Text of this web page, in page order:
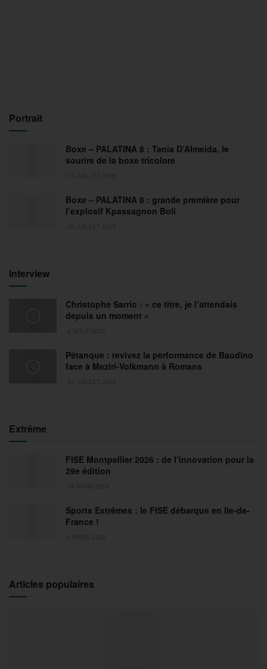
Portrait
Boxe – PALATINA 8 : Tania D’Almeida, le
sourire de la boxe tricolore
Boxe – PALATINA 8 : grande première pour
l’explosif Kpassagnon Boli
Interview
Christophe Sarrio : « ce titre, je l’attendais
depuis un moment »
Pétanque : revivez la performance de Baudino
face à Meziri-Volkmann à Romans
Extrême
FISE Montpellier 2026 : de l’innovation pour la
29e édition
Sports Extrêmes : le FISE débarque en Ile-de-
France !
Articles populaires